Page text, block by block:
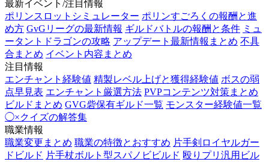
最新イベント/注目情報
ポリンスロットシミュレーター ポリンすごろくの報酬と進
め方 GvGリーグの最新情報 ギルドバトルの報酬と条件 ミュ
ータントドラゴンの攻略 アップデート最新情報まとめ 不具
合まとめ イベント内容まとめ
注目情報
エンチャント経験値 精製レベル上げと獲得経験値 ボスの弱
点早見表 エンチャント厳選方法 PVPコンテンツ対策まとめ
ビルドまとめ GVG砦保有ギルド一覧 モンスター経験値一覧
◯×クイズの解答集
職業情報
職業変更まとめ 職業の特徴とおすすめ 片手剣ロイヤルガー
ドビルド 片手杖ボルト型スパノビビルド 殴りプリ汎用ビル